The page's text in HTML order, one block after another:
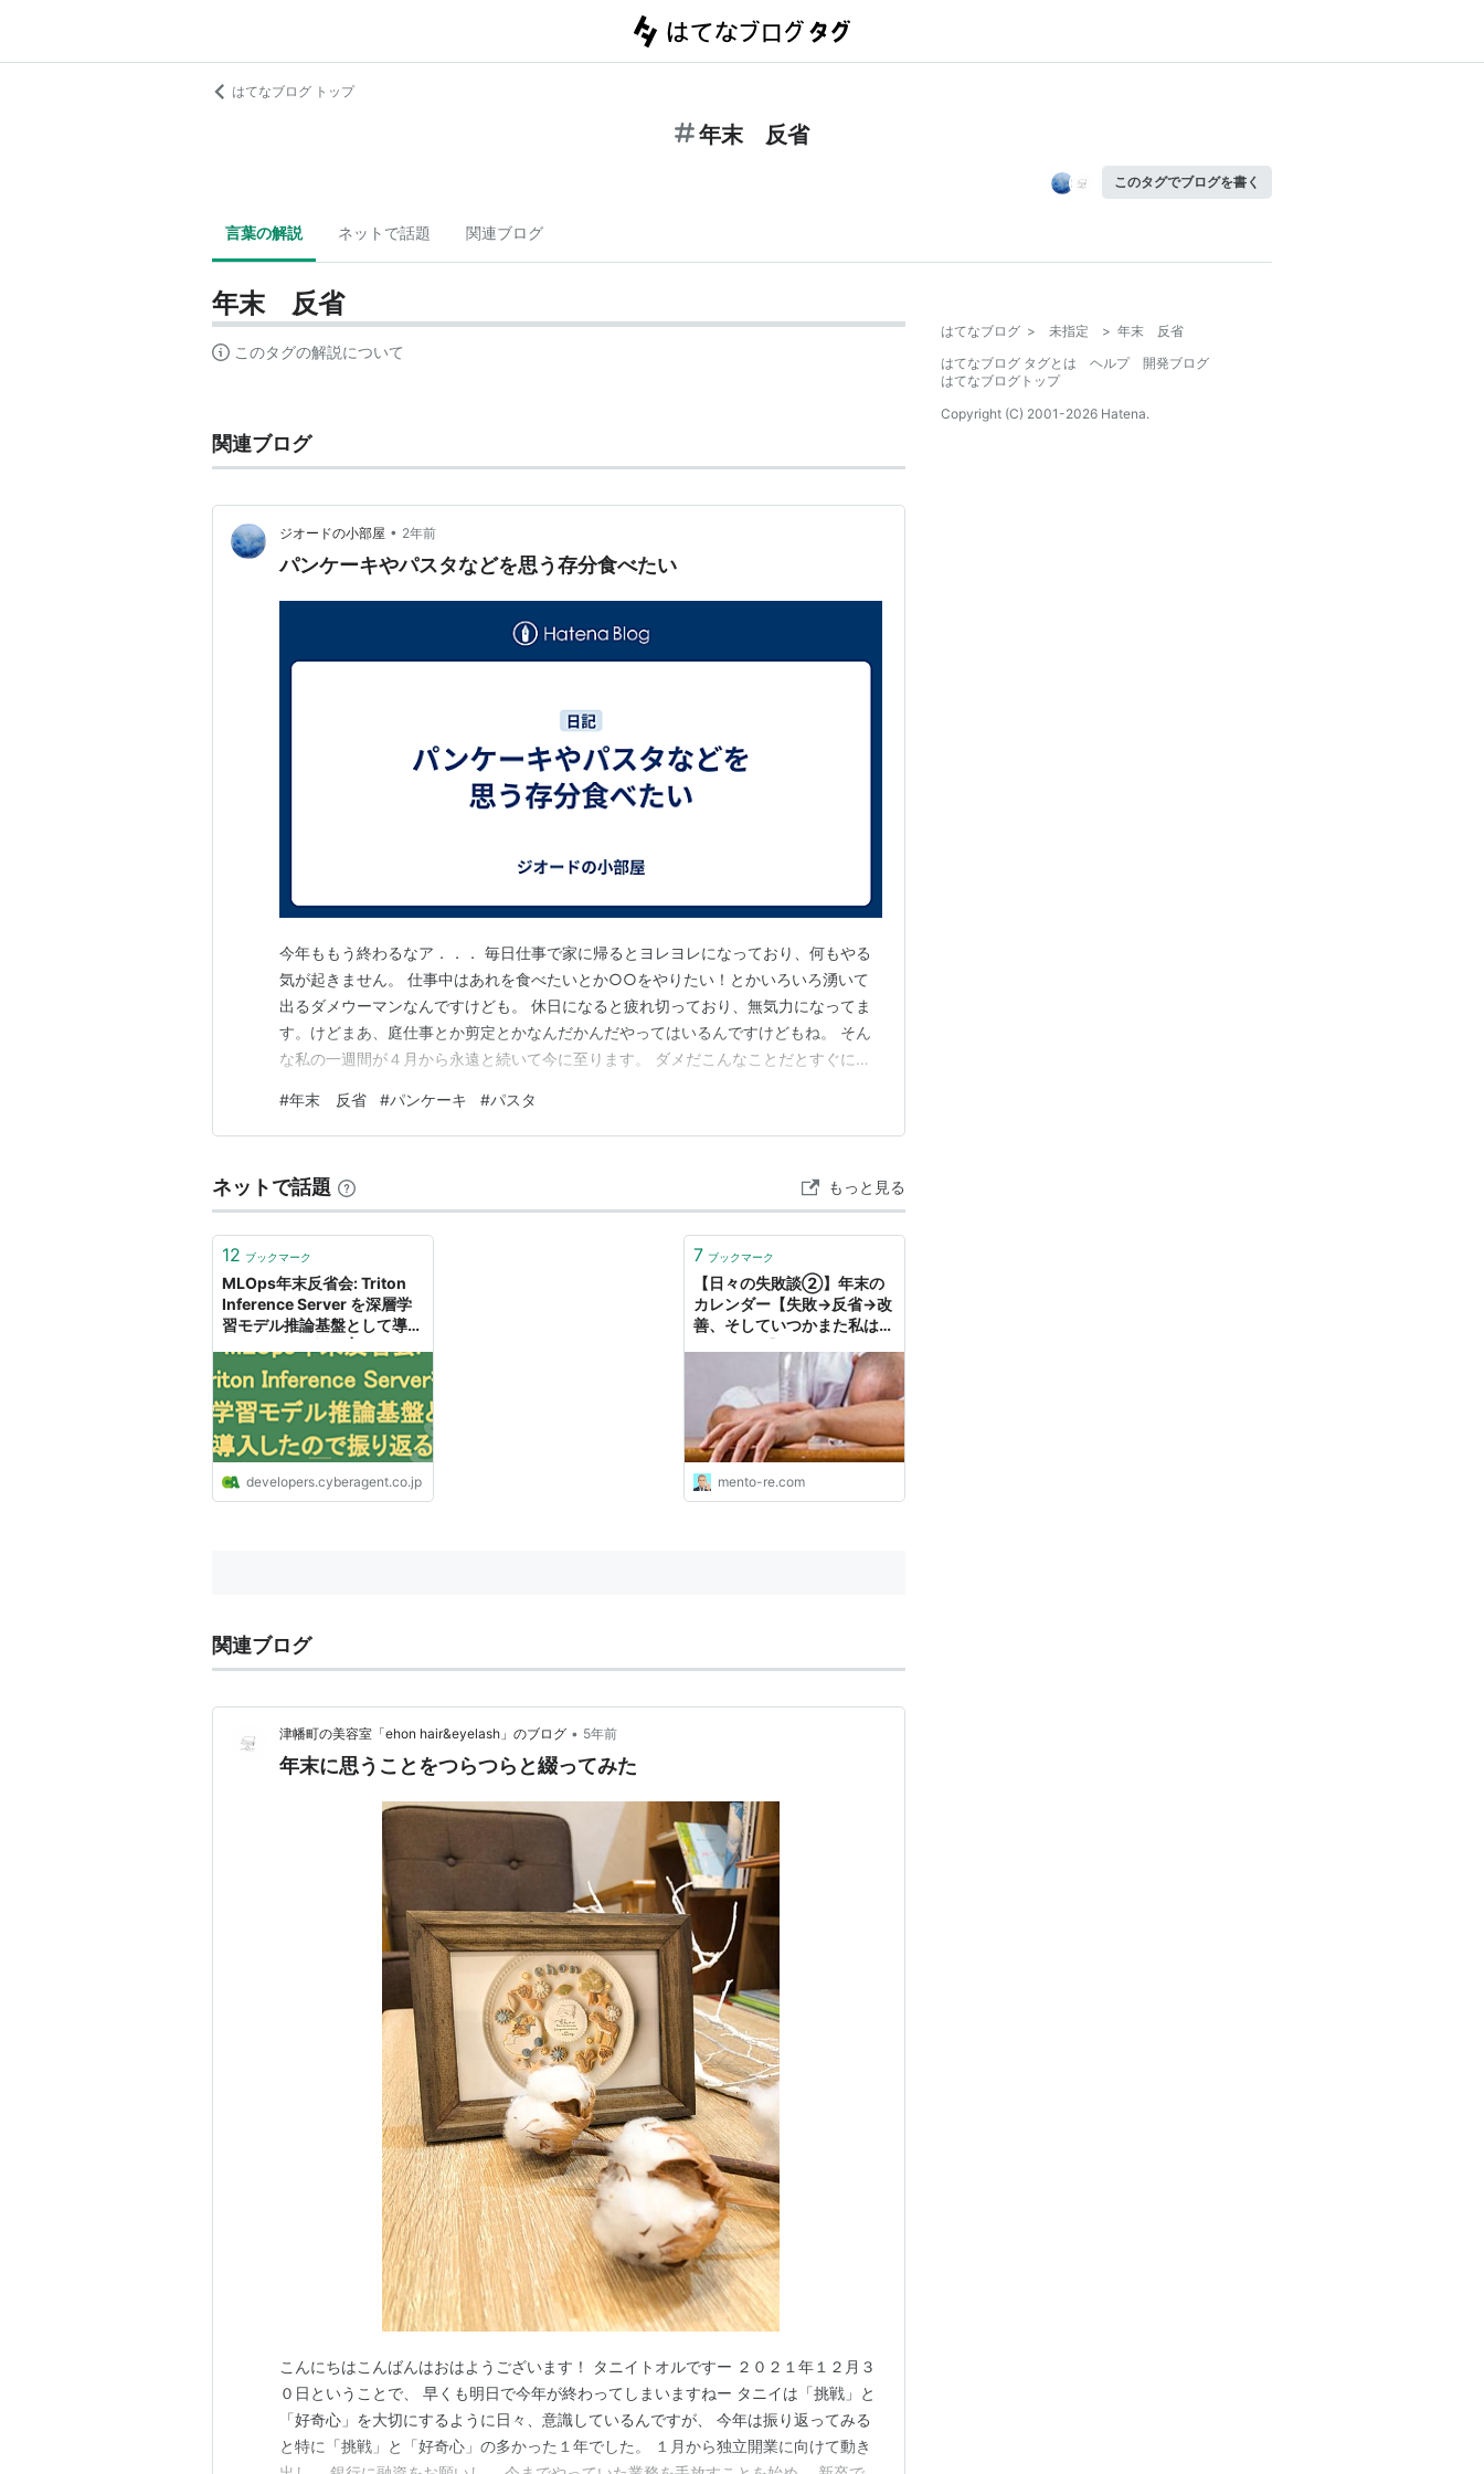
はてなブログ トップ
年末 反省
このタグでブログを書く
言葉の解説 ネットで話題 関連ブログ
年末 反省
このタグの解説について
関連ブログ
ジオードの小部屋 • 2年前
パンケーキやパスタなどを思う存分食べたい
今年ももう終わるなア．．． 毎日仕事で家に帰るとヨレヨレになっており、何もやる
気が起きません。 仕事中はあれを食べたいとか○○をやりたい！とかいろいろ湧いて
出るダメウーマンなんですけども。 休日になると疲れ切っており、無気力になってま
す。けどまあ、庭仕事とか剪定とかなんだかんだやってはいるんですけどもね。 そん
な私の一週間が４月から永遠と続いて今に至ります。 ダメだこんなことだとすぐに定
化してみる企画なのであります。 （いや、ブログ書いてないでダイレクトにやりなよ
と自分に言いたくなりますが。今はこれが精一杯どすえ） …
#年末 反省 #パンケーキ #パスタ
ネットで話題 もっと見る
12 ブックマーク
MLOps年末反省会: Triton
Inference Server を深層学
習モデル推論基盤として導入
CyberAgent Developers
Blog
developers.cyberagent.co.jp
7 ブックマーク
【日々の失敗談②】年末の
カレンダー【失敗→反省→改
善、そしていつかまた私は失
mento-re.com
関連ブログ
津幡町の美容室「ehon hair&eyelash」のブログ • 5年前
年末に思うことをつらつらと綴ってみた
こんにちはこんばんはおはようございます！ タニイトオルですー ２０２１年１２月３
０日ということで、 早くも明日で今年が終わってしまいますねー タニイは「挑戦」と
「好奇心」を大切にするように日々、意識しているんですが、 今年は振り返ってみる
と特に「挑戦」と「好奇心」の多かった１年でした。 １月から独立開業に向けて動き
はてなブログ > 未指定 > 年末 反省
はてなブログ タグとは
ヘルプ
開発ブログ
はてなブログトップ
Copyright (C) 2001-2026 Hatena.